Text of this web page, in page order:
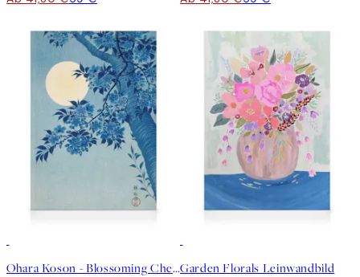
Ohara Koson - Blossoming Cherry on a Moonlit Night LeinwandbildGarden Florals Leinwandbild